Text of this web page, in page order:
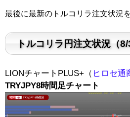
最後に最新のトルコリラ注文状況
トルコリラ円注文状況（8/
LIONチャートPLUS+（ ヒロセ通
TRYJPY8時間足チャート